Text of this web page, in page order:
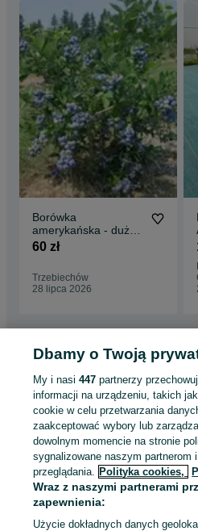
Borówka
amerykańska - duże
krzewy
60 zł
Trzebiechów
28 lipca 2026
Strona główna Rolnictwo Produkty rolne
Zachodniopomorskie
Produkty rolne -
KATEGORIA
629961508
Zadzwoń / SMS
Dbamy o Twoją
My i nasi447 partnerzy
informacji na urządzeniu, takich
cookie w celu przetwarzania
zaakceptować wybory lub
dowolnym momencie na stronie
sygnalizowane naszym partnerom
przeglądania. Polityka cookies,
Wraz z naszymi partnerami
zapewnienia:
Użycie dokładnych danych